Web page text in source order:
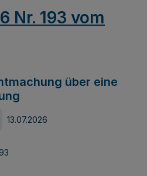
Nr. 193 vom
über eine
13.07.2026